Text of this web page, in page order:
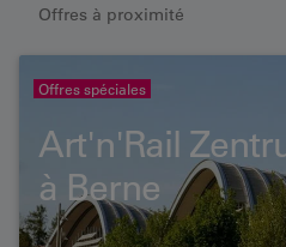
Offres à proximité
Offres spéciales
Art'n'Rail
à Berne